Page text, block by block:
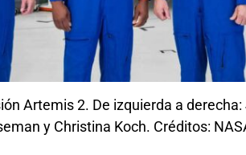
Artemis 2. De izquierda a
y Christina Koch. Créditos: